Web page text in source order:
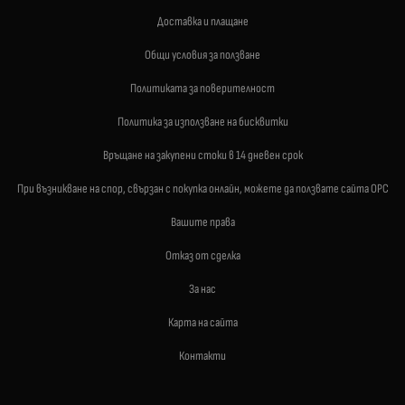
Доставка и плащане
Общи условия за ползване
Политиката за поверителност
Политика за използване на бисквитки
Връщане на закупени стоки в 14 дневен срок
При възникване на спор, свързан с покупка онлайн, можете да ползвате сайта ОРС
Вашите права
Отказ от сделка
За нас
Карта на сайта
Контакти